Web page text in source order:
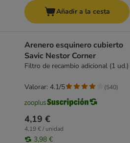
Añadir a la cesta
Arenero esquinero cubierto
Savic Nestor Corner
Filtro de recambio adicional (1 ud.)
4,19 €
4,19 € / unidad
3,98 €
Valorar: 4.1/5 (540)